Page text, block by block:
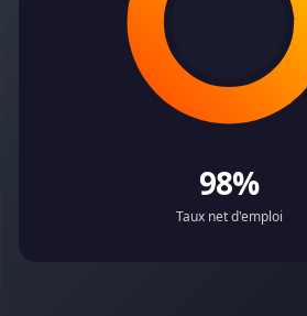
98%
Taux net d'emploi